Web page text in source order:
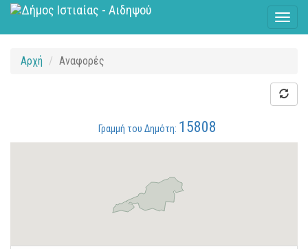
Αρχή Αναφορές
Γραμμή του Δημότη: 15808